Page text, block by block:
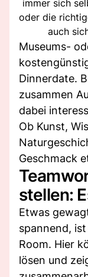
immer sich
oder die
auch
Museums-
Dinnerdate.
zusammen
dabei
Ob Kunst,
Geschmack
stellen:
Etwas
spannend,
Room. Hier
lösen und